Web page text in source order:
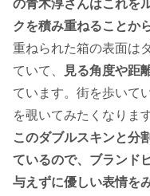
の青木淳さんはこれを
クを積み重ねることか
重ねられた箱の表面は
ていて、
見る角度や距
ています。街を歩いて
を覗いてみたくなります
このダブルスキンと分
ているので、ブランド
与えずに優しい表情を